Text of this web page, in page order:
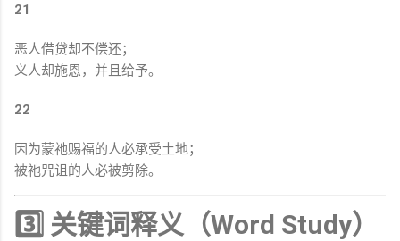
21
恶人借贷却不偿还；
义人却施恩，并且给予。
22
因为蒙祂赐福的人必承受土地；
被祂咒诅的人必被剪除。
3️⃣ 关键词释义（Word Study）